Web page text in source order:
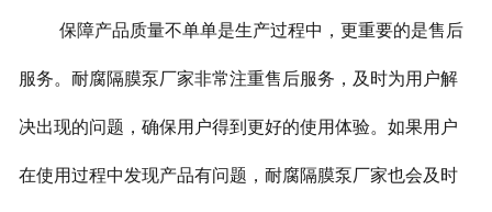
保障产品质量不单单是生产过程中，更重要的是售后
服务。耐腐隔膜泵厂家非常注重售后服务，及时为用户解
决出现的问题，确保用户得到更好的使用体验。如果用户
在使用过程中发现产品有问题，耐腐隔膜泵厂家也会及时